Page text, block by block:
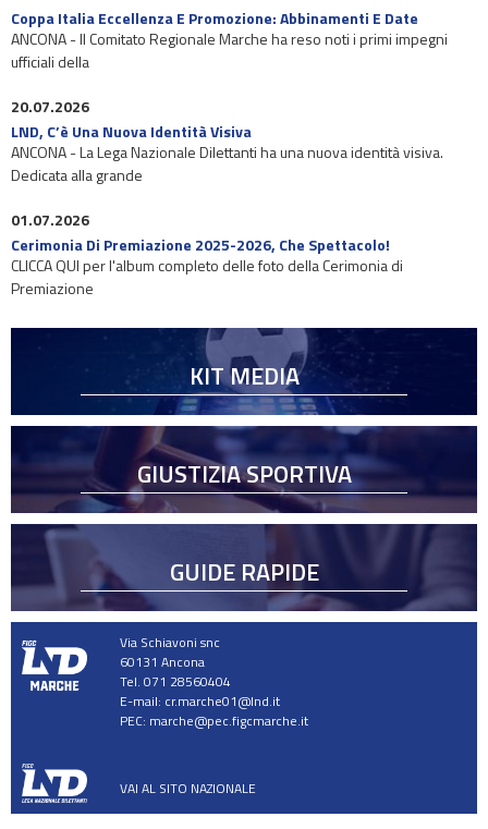
Coppa Italia Eccellenza E Promozione: Abbinamenti E Date
ANCONA - Il Comitato Regionale Marche ha reso noti i primi impegni
ufficiali della
20.07.2026
LND, C’è Una Nuova Identità Visiva
ANCONA - La Lega Nazionale Dilettanti ha una nuova identità visiva.
Dedicata alla grande
01.07.2026
Cerimonia Di Premiazione 2025-2026, Che Spettacolo!
CLICCA QUI per l'album completo delle foto della Cerimonia di
Premiazione
KIT MEDIA
GIUSTIZIA SPORTIVA
GUIDE RAPIDE
Via Schiavoni snc
60131 Ancona
Tel. 071 28560404
E-mail: cr.marche01@lnd.it
PEC: marche@pec.figcmarche.it
VAI AL SITO NAZIONALE